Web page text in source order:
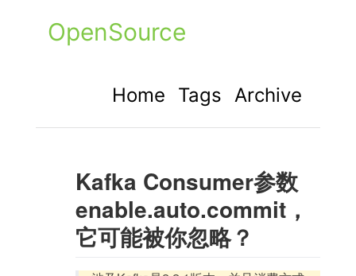
OpenSource
Home Tags Archive
Kafka Consumer参数
enable.auto.commit，
它可能被你忽略？